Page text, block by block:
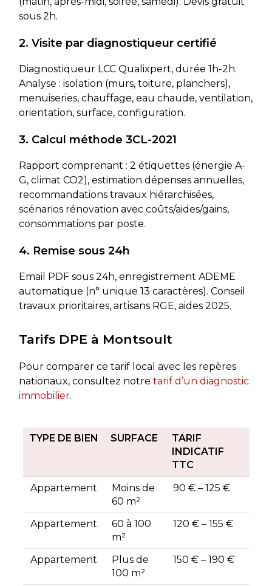
sous 2h.
2. Visite par diagnostiqueur certifié
Diagnostiqueur LCC Qualixpert, durée 1h-2h.
Analyse : isolation (murs, toiture, planchers),
menuiseries, chauffage, eau chaude, ventilation,
orientation, surface, configuration.
3. Calcul méthode 3CL-2021
Rapport comprenant : 2 étiquettes (énergie A-
G, climat CO2), estimation dépenses annuelles,
recommandations travaux hiérarchisées,
scénarios rénovation avec coûts/aides/gains,
consommations par poste.
4. Remise sous 24h
Email PDF sous 24h, enregistrement ADEME
automatique (n° unique 13 caractères). Conseil
travaux prioritaires, artisans RGE, aides 2025.
Tarifs DPE à Montsoult
Pour comparer ce tarif local avec les repères
nationaux, consultez notre tarif d’un diagnostic
immobilier.
TYPE DE BIEN SURFACE
TARIF
INDICATIF
TTC
Appartement
Moins de
60 m²
90 € – 125 €
Appartement
60 à 100
m²
120 € – 155 €
Appartement
Plus de
100 m²
150 € – 190 €